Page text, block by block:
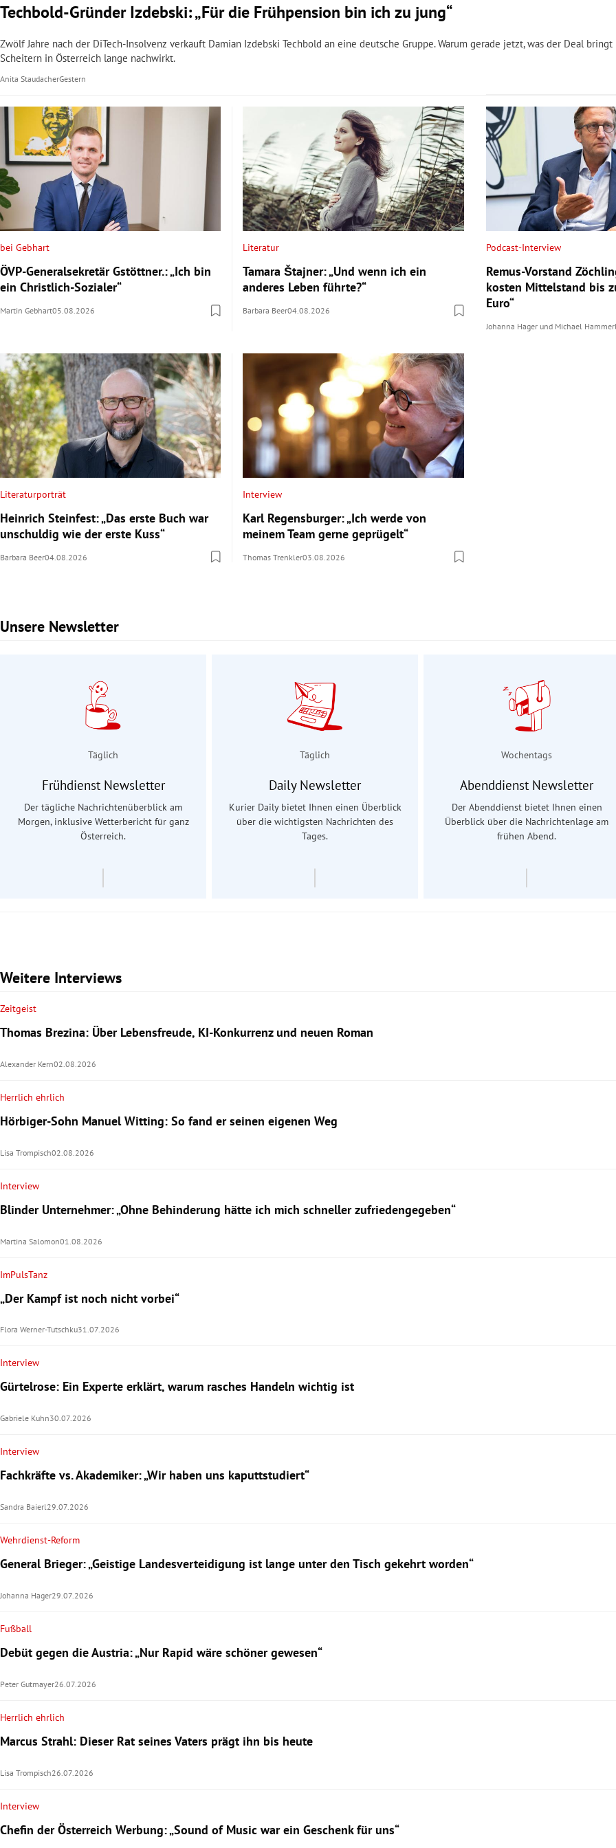
Techbold-Gründer Izdebski: „Für die Frühpension bin ich zu jung“
Zwölf Jahre nach der DiTech-Insolvenz verkauft Damian Izdebski Techbold an eine deutsche Gruppe. Warum gerade jetzt, was der Deal
Scheitern in Österreich lange nachwirkt.
Anita StaudacherGestern
bei Gebhart
ÖVP-Generalsekretär Gstöttner.: „Ich bin
ein Christlich-Sozialer“
Martin Gebhart05.08.2026
Literatur
Tamara Štajner: „Und wenn ich ein
anderes Leben führte?“
Barbara Beer04.08.2026
Podcast-Interview
Remus-Vorstand
kosten Mittelstand bis
Euro“
Johanna Hagerund Michael
Literaturporträt
Heinrich Steinfest: „Das erste Buch war
unschuldig wie der erste Kuss“
Barbara Beer04.08.2026
Interview
Karl Regensburger: „Ich werde von
meinem Team gerne geprügelt“
Thomas Trenkler03.08.2026
Unsere Newsletter
Slide 1 von 3
Täglich
Frühdienst Newsletter
Der tägliche Nachrichtenüberblick am
Morgen, inklusive Wetterbericht für ganz
Österreich.
Täglich
Daily Newsletter
Kurier Daily bietet Ihnen einen Überblick
über die wichtigsten Nachrichten des
Tages.
Wochentags
Abenddienst Newsletter
Der Abenddienst bietet Ihnen einen
Überblick über die Nachrichtenlage am
frühen Abend.
Weitere Interviews
Zeitgeist
Thomas Brezina: Über Lebensfreude, KI-Konkurrenz und neuen Roman
Alexander Kern02.08.2026
Herrlich ehrlich
Hörbiger-Sohn Manuel Witting: So fand er seinen eigenen Weg
Lisa Trompisch02.08.2026
Interview
Blinder Unternehmer: „Ohne Behinderung hätte ich mich schneller zufriedengegeben“
Martina Salomon01.08.2026
ImPulsTanz
„Der Kampf ist noch nicht vorbei“
Flora Werner-Tutschku31.07.2026
Interview
Gürtelrose: Ein Experte erklärt, warum rasches Handeln wichtig ist
Gabriele Kuhn30.07.2026
Interview
Fachkräfte vs. Akademiker: „Wir haben uns kaputtstudiert“
Sandra Baierl29.07.2026
Wehrdienst-Reform
General Brieger: „Geistige Landesverteidigung ist lange unter den Tisch gekehrt worden“
Johanna Hager29.07.2026
Fußball
Debüt gegen die Austria: „Nur Rapid wäre schöner gewesen“
Peter Gutmayer26.07.2026
Herrlich ehrlich
Marcus Strahl: Dieser Rat seines Vaters prägt ihn bis heute
Lisa Trompisch26.07.2026
Interview
Chefin der Österreich Werbung: „Sound of Music war ein Geschenk für uns“